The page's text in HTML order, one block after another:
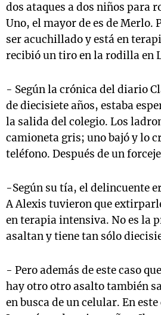
dos ataques a dos niños para
Uno, el mayor de es de Merlo.
ser acuchillado y está en
recibió un tiro en la rodilla en
- Según la crónica del diario
de diecisiete años, estaba
la salida del colegio. Los
camioneta gris; uno bajó y lo
teléfono. Después de un
-Según su tía, el delincuente
A Alexis tuvieron que
en terapia intensiva. No es la
asaltan y tiene tan sólo
- Pero además de este caso
hay otro otro asalto también
en busca de un celular. En